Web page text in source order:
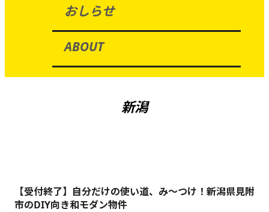
おしらせ
ABOUT
新潟
【受付終了】自分だけの使い道、み～つけ！新潟県見附
市のDIY向き和モダン物件